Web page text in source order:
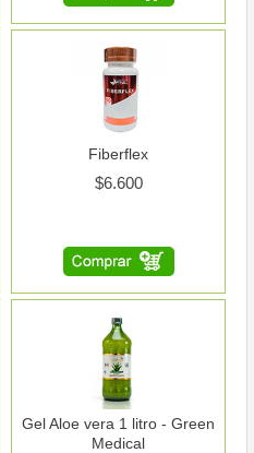
Fiberflex
$6.600
Gel Aloe vera 1 litro - Green
Medical